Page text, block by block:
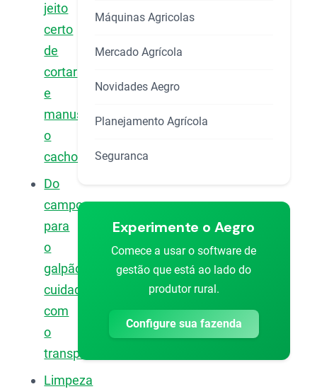
jeito
certo
de
cortar
e
manusear
o
cacho
Do
campo
para
o
galpão:
cuidados
com
o
transporte
Limpeza
Máquinas Agricolas
Mercado Agrícola
Novidades Aegro
Planejamento Agrícola
Seguranca
Experimente o Aegro
Comece a usar o software de
gestão que está ao lado do
produtor rural.
Configure sua fazenda